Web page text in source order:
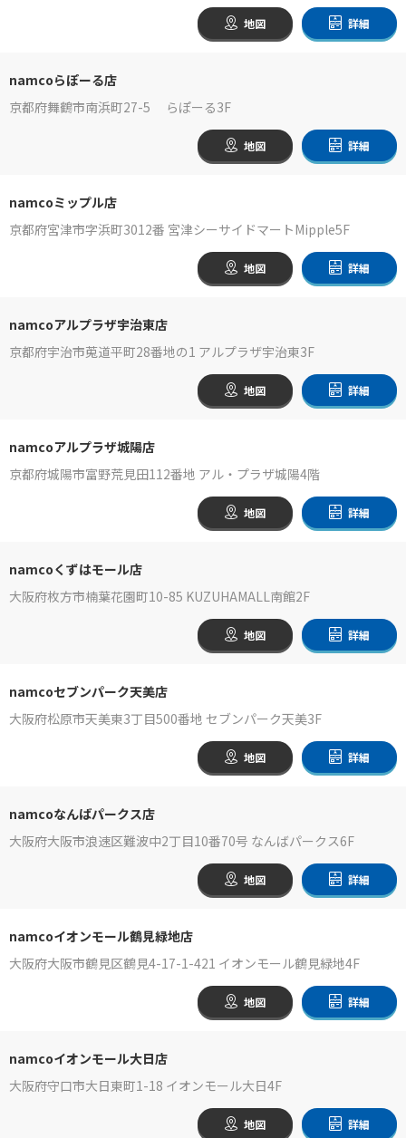
地図 詳細
namcoらぽーる店
京都府舞鶴市南浜町27-5 らぽーる3F
地図 詳細
namcoミップル店
京都府宮津市字浜町3012番 宮津シーサイドマートMipple5F
地図 詳細
namcoアルプラザ宇治東店
京都府宇治市莵道平町28番地の1 アルプラザ宇治東3F
地図 詳細
namcoアルプラザ城陽店
京都府城陽市富野荒見田112番地 アル・プラザ城陽4階
地図 詳細
namcoくずはモール店
大阪府枚方市楠葉花園町10-85 KUZUHAMALL南館2F
地図 詳細
namcoセブンパーク天美店
大阪府松原市天美東3丁目500番地 セブンパーク天美3F
地図 詳細
namcoなんばパークス店
大阪府大阪市浪速区難波中2丁目10番70号 なんばパークス6F
地図 詳細
namcoイオンモール鶴見緑地店
大阪府大阪市鶴見区鶴見4-17-1-421 イオンモール鶴見緑地4F
地図 詳細
namcoイオンモール大日店
大阪府守口市大日東町1-18 イオンモール大日4F
地図 詳細